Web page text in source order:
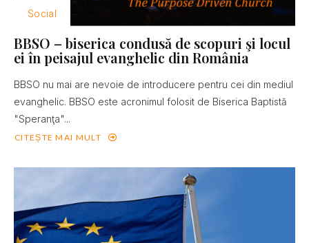
Social
BBSO – biserica condusă de scopuri şi locul
ei în peisajul evanghelic din România
BBSO nu mai are nevoie de introducere pentru cei din mediul
evanghelic. BBSO este acronimul folosit de Biserica Baptistă
"Speranţa"...
CITEȘTE MAI MULT